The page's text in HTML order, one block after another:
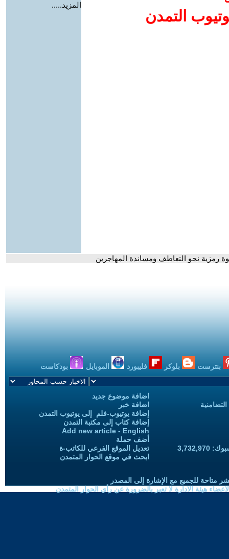
التمدن
المزيد.....
رمزية نحو التعاطف ومساندة المهاجرين
بنترست بلوكر فليبورد الموبايل بودكاست
اضافة موضوع جديد
اضافة خبر
إضافة يوتيوب-فلم إلى يوتيوب التمدن
إضافة كتاب إلى مكتبة التمدن
Add new article - English
أضف حملة
تعديل الموقع الفرعي للكاتب-ة
ابحث في موقع الحوار المتمدن
متاحة للجميع مع الإشارة إلى المصدر
هيئة الادارة لا تعبر بالضرورة عن رأي الحوار المتمدن